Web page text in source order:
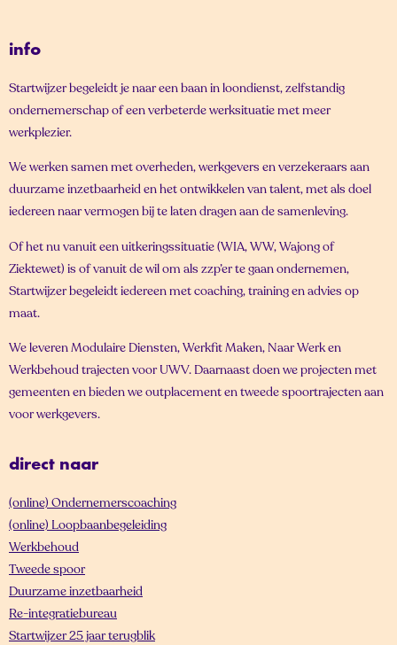
info
Startwijzer begeleidt je naar een baan in loondienst, zelfstandig
ondernemerschap of een verbeterde werksituatie met meer
werkplezier.
We werken samen met overheden, werkgevers en verzekeraars aan
duurzame inzetbaarheid en het ontwikkelen van talent, met als doel
iedereen naar vermogen bij te laten dragen aan de samenleving.
Of het nu vanuit een uitkeringssituatie (WIA, WW, Wajong of
Ziektewet) is of vanuit de wil om als zzp’er te gaan ondernemen,
Startwijzer begeleidt iedereen met coaching, training en advies op
maat.
We leveren Modulaire Diensten, Werkfit Maken, Naar Werk en
Werkbehoud trajecten voor UWV. Daarnaast doen we projecten met
gemeenten en bieden we outplacement en tweede spoortrajecten aan
voor werkgevers.
direct naar
(online) Ondernemerscoaching
(online) Loopbaanbegeleiding
Werkbehoud
Tweede spoor
Duurzame inzetbaarheid
Re-integratiebureau
Startwijzer 25 jaar terugblik